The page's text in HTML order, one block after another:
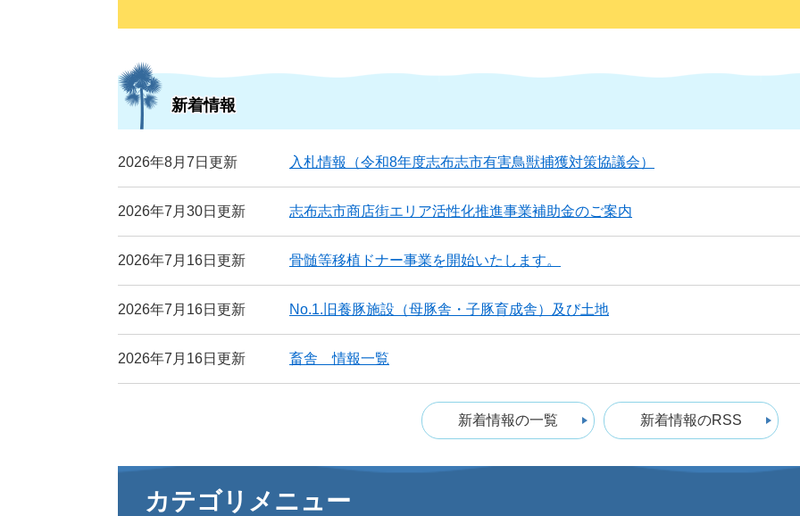
新着情報
2026年8月7日更新 入札情報（令和8年度志布志市有害鳥獣捕獲対策協議会）
2026年7月30日更新 志布志市商店街エリア活性化推進事業補助金のご案内
2026年7月16日更新 骨髄等移植ドナー事業を開始いたします。
2026年7月16日更新 No.1.旧養豚施設（母豚舎・子豚育成舎）及び土地
2026年7月16日更新 畜舎 情報一覧
新着情報の一覧 新着情報のRSS
カテゴリメニュー